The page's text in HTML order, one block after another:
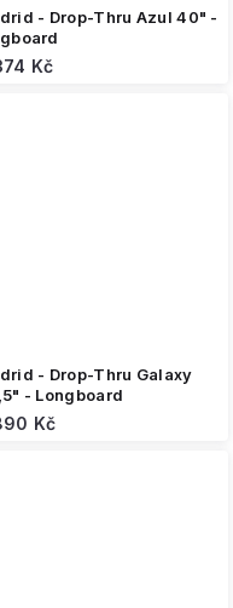
- Drop-Thru Azul 40" -
Kč
- Drop-Thru Galaxy
- Longboard
Kč